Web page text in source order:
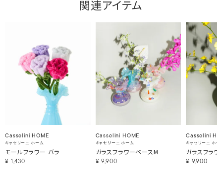
関連アイテム
Casselini HOME
キャセリーニ ホーム
モールフラワー バラ
¥ 1,430
Casselini HOME
キャセリーニ ホーム
ガラスフラワーベースM
¥ 9,900
Casselini
キャセリーニ ホー
ガラスフラ
¥ 9,900